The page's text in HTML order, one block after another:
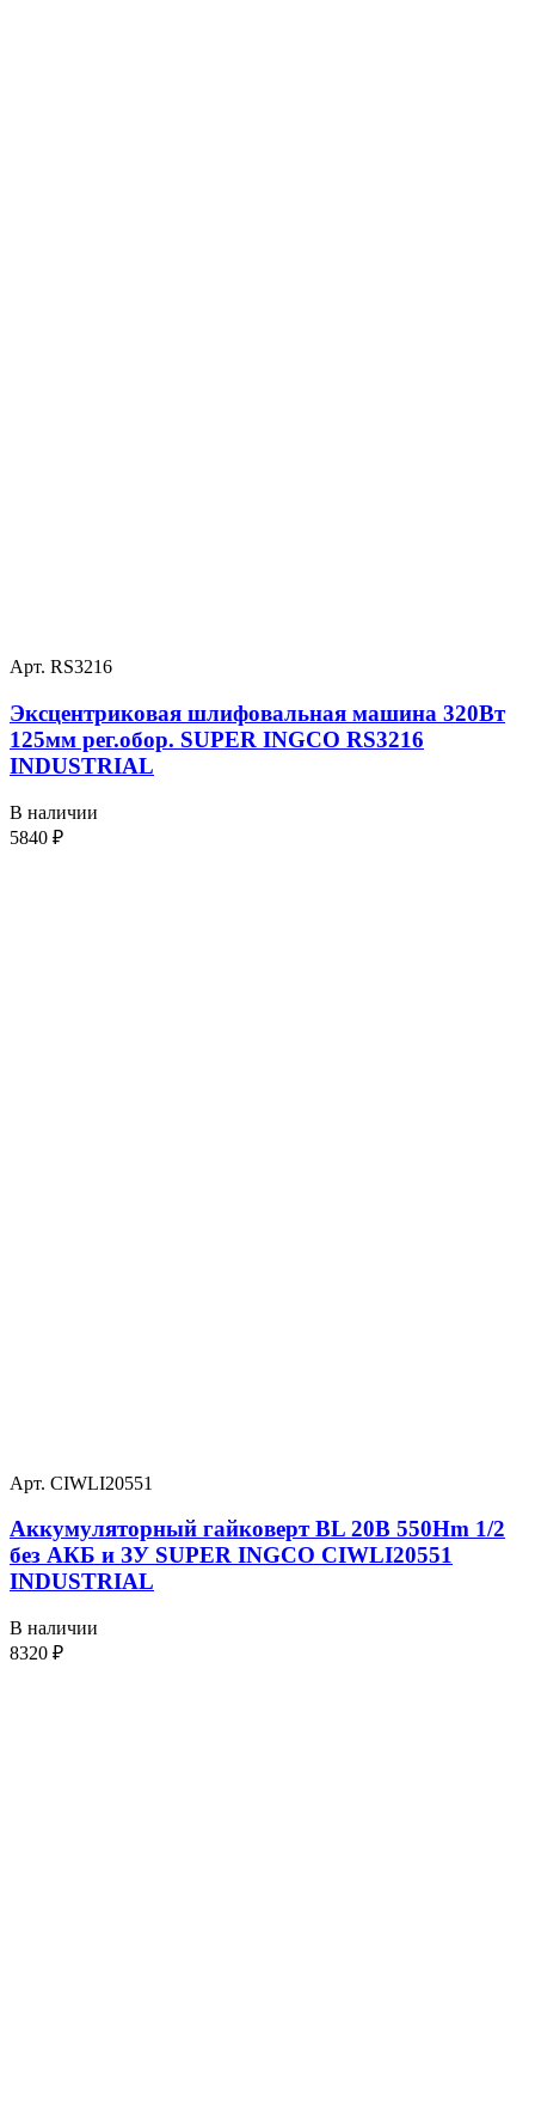
Арт. RS3216
Эксцентриковая шлифовальная машина 320Вт
125мм рег.обор. SUPER INGCO RS3216
INDUSTRIAL
В наличии
5840 ₽
Арт. CIWLI20551
Аккумуляторный гайковерт BL 20В 550Hm 1/2
без АКБ и ЗУ SUPER INGCO CIWLI20551
INDUSTRIAL
В наличии
8320 ₽